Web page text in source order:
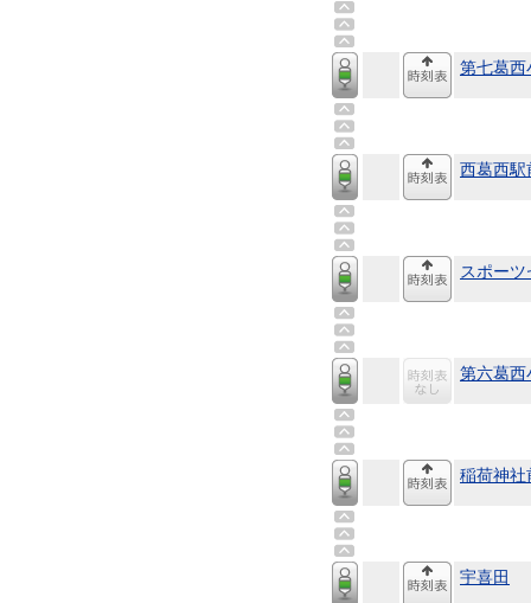
第七葛西
西葛西駅
スポー
第六葛西
稲荷神社
宇喜田